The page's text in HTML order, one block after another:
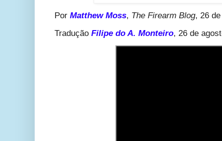
Por Matthew Moss, The Firearm Blog, 26
Tradução Filipe do A. Monteiro, 26 de